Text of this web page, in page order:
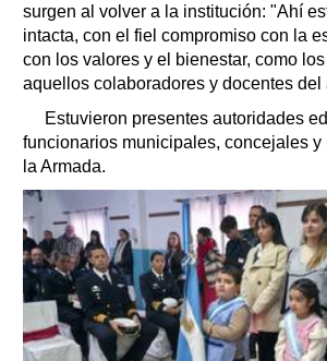
surgen al volver a la institución: "Ahí
intacta, con el fiel compromiso con la
con los valores y el bienestar, como
aquellos colaboradores y docentes del
Estuvieron presentes autoridades
funcionarios municipales, concejales y
la Armada.